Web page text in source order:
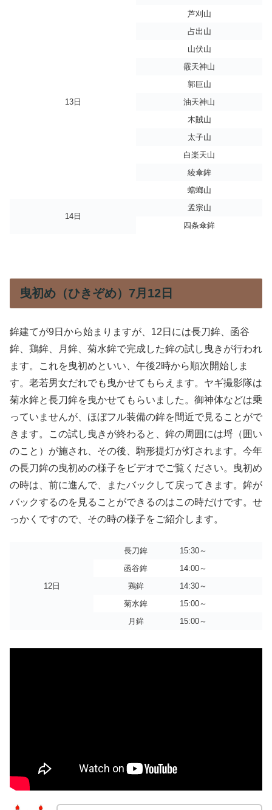
13日
芦刈山
占出山
山伏山
霰天神山
郭巨山
油天神山
木賊山
太子山
白楽天山
綾傘鉾
蟷螂山
14日
孟宗山
四条傘鉾
曳初め（ひきぞめ）7月12日
鉾建てが9日から始まりますが、12日には長刀鉾、函谷
鉾、鶏鉾、月鉾、菊水鉾で完成した鉾の試し曳きが行われ
ます。これを曳初めといい、午後2時から順次開始しま
す。老若男女だれでも曳かせてもらえます。ヤギ撮影隊は
菊水鉾と長刀鉾を曳かせてもらいました。御神体などは乗
っていませんが、ほぼフル装備の鉾を間近で見ることがで
きます。この試し曳きが終わると、鉾の周囲には埒（囲い
のこと）が施され、その後、駒形提灯が灯されます。今年
の長刀鉾の曳初めの様子をビデオでご覧ください。曳初め
の時は、前に進んで、またバックして戻ってきます。鉾が
バックするのを見ることができるのはこの時だけです。せ
っかくですので、その時の様子をご紹介します。
12日
長刀鉾
15:30～
函谷鉾
14:00～
鶏鉾
14:30～
菊水鉾
15:00～
月鉾
15:00～